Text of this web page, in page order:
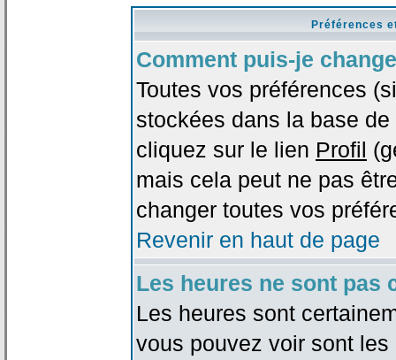
Préférences
Comment puis-je
Toutes vos préférences
stockées dans la base
cliquez sur le lien Profil
mais cela peut ne pas
changer toutes vos
Revenir en haut de page
Les heures ne sont pas
Les heures sont
vous pouvez voir sont